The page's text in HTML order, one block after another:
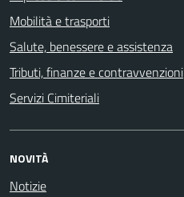
Mobilità e trasporti
Salute, benessere e assistenza
Tributi, finanze e contravvenzioni
Servizi Cimiteriali
NOVITÀ
Notizie